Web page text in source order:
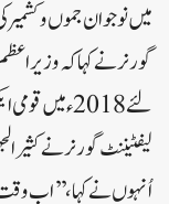
میں نوجوان جموں و کشمیر
گورنر نے کہاکہ وزیر
لئے 2018ء
لیفٹیننٹ گورنر نے کثیر
اُنہوں نے کہا ،’’اب